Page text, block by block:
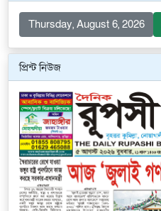
Thursday, August 6, 2026
প্রিন্ট নিউজ